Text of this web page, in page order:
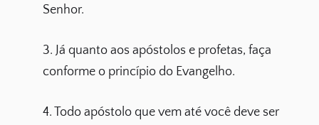
Senhor.
3. Já quanto aos apóstolos e profetas, faça
conforme o princípio do Evangelho.
4. Todo apóstolo que vem até você deve ser